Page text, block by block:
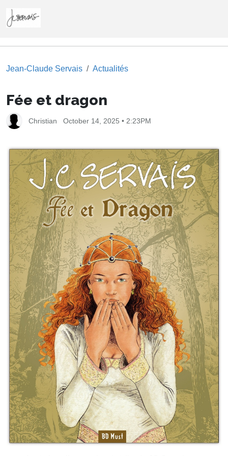
Jean-Claude Servais Actualités
Fée et dragon
Christian October 14, 2025 • 2:23PM